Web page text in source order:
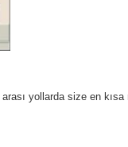
yollarda size en